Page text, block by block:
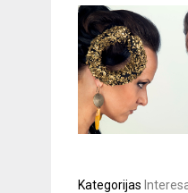
Kategorijas